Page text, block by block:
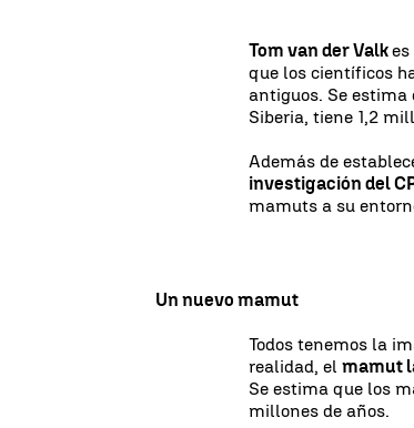
Tom van der Valk
que los científicos
antiguos. Se estima
Siberia, tiene 1,2
Además de
investigación del
mamuts a su
Un nuevo mamut
Todos tenemos la
realidad, elmamut
Se estima que los
millones de años.